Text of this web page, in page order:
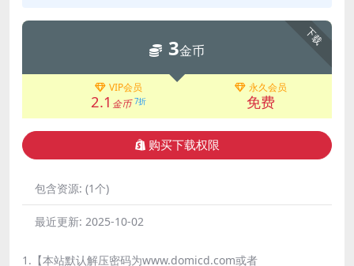
下载
3金币
VIP会员
2.1 金币 7折
永久会员
免费
购买下载权限
包含资源: (1个)
最近更新: 2025-10-02
1.【本站默认解压密码为www.domicd.com或者